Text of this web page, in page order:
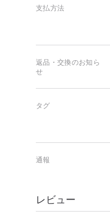
支払方法
返品・交換のお知ら
せ
タグ
通報
レビュー